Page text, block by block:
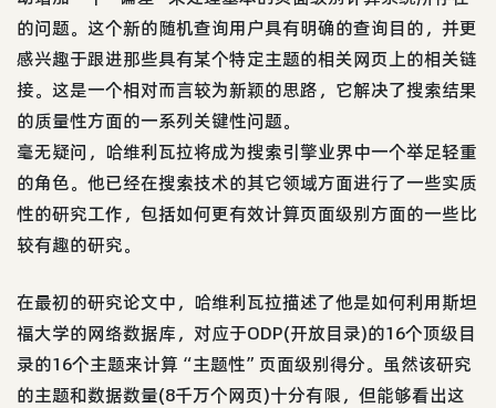
的问题。这个新的随机查询用户具有明确的查询目的，并更
感兴趣于跟进那些具有某个特定主题的相关网页上的相关链
接。这是一个相对而言较为新颖的思路，它解决了搜索结果
的质量性方面的一系列关键性问题。
毫无疑问，哈维利瓦拉将成为搜索引擎业界中一个举足轻重
的角色。他已经在搜索技术的其它领域方面进行了一些实质
性的研究工作，包括如何更有效计算页面级别方面的一些比
较有趣的研究。
在最初的研究论文中，哈维利瓦拉描述了他是如何利用斯坦
福大学的网络数据库，对应于ODP(开放目录)的16个顶级目
录的16个主题来计算“主题性”页面级别得分。虽然该研究
的主题和数据数量(8千万个网页)十分有限，但能够看出这